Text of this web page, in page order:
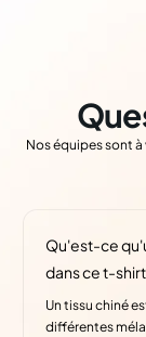
Nos équipes sont
Qu'est-ce
dans ce t-shirt
Un tissu chiné
différentes